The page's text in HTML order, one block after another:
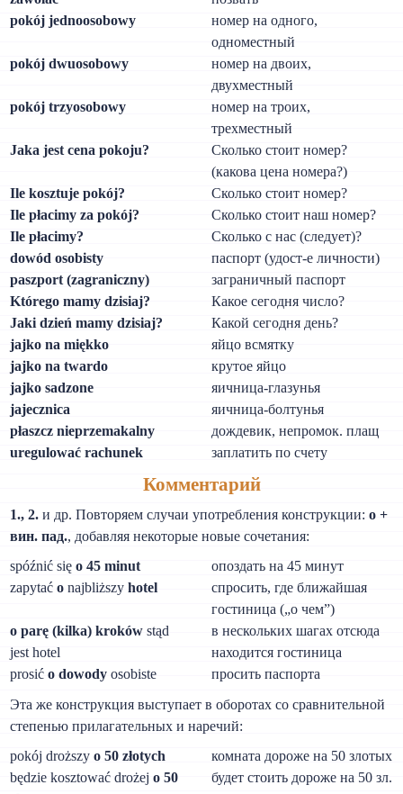
pokój jednoosobowy
номер на одного,
одноместный
pokój dwuosobowy
номер на двоих,
двухместный
pokój trzyosobowy
номер на троих,
трехместный
Jaka jest cena pokoju?
Сколько стоит номер?
(какова цена номера?)
Ile kosztuje pokój?
Сколько стоит номер?
Ile płacimy za pokój?
Сколько стоит наш номер?
Ile płacimy?
Сколько с нас (следует)?
dowód osobisty
паспорт (удост-е личности)
paszport (zagraniczny)
заграничный паспорт
Którego mamy dzisiaj?
Какое сегодня число?
Jaki dzień mamy dzisiaj?
Какой сегодня день?
jajko na miękko
яйцо всмятку
jajko na twardo
крутое яйцо
jajko sadzone
яичница-глазунья
jajecznica
яичница-болтунья
płaszcz nieprzemakalny
дождевик, непромок. плащ
uregulować rachunek
заплатить по счету
Комментарий
1., 2. и др. Повторяем случаи употребления конструкции:о +
вин. пад., добавляя некоторые новые сочетания:
spóźnić sięо 45 minut
опоздать на 45 минут
zapytaćо najbliższyhotel
спросить, где ближайшая
гостиница („о чем”)
o parę (kilka) kroków stąd
jest hotel
в нескольких шагах отсюда
находится гостиница
prosićo dowody osobiste
просить паспорта
Эта же конструкция выступает в оборотах со сравнительной
степенью прилагательных и наречий:
pokój droższyо 50 złotych
комната дороже на 50 злотых
będzie kosztować drożejo 50
будет стоить дороже на 50 зл.